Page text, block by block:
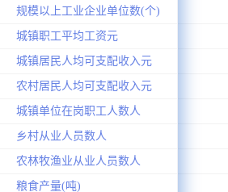
规模以上工业企业单位数(个)
城镇职工平均工资元
城镇居民人均可支配收入元
农村居民人均可支配收入元
城镇单位在岗职工人数人
乡村从业人员数人
农林牧渔业从业人员数人
粮食产量(吨)